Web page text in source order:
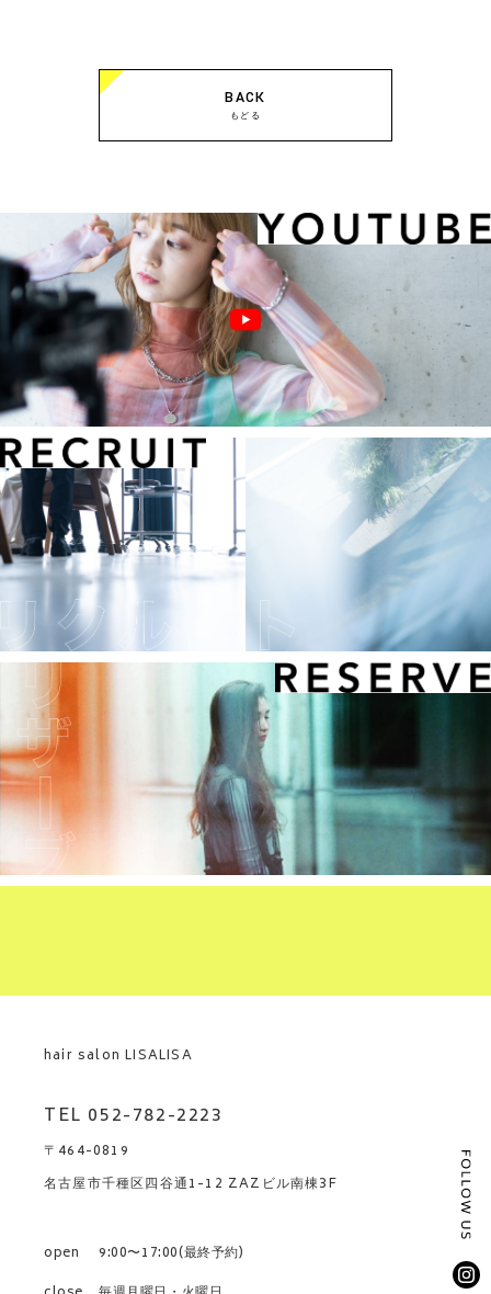
BACK
もどる
hair salon LISALISA
TEL 052-782-2223
〒464-0819
名古屋市千種区四谷通1-12 ZAZビル南棟3F
open
9:00〜17:00(最終予約)